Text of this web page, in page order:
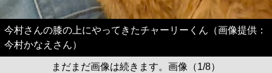
今村さんの膝の上にやってきたチャーリーくん（画像提供：
今村かなえさん）
まだまだ画像は続きます。画像（1/8）